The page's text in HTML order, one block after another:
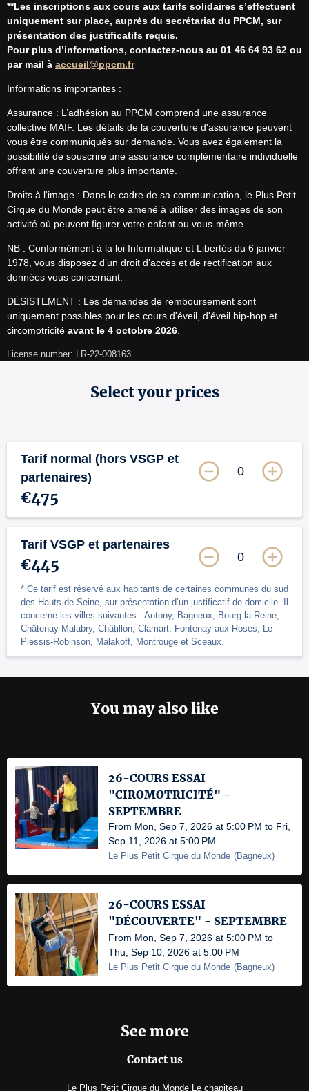
**Les inscriptions aux cours aux tarifs solidaires s’effectuent
uniquement sur place, auprès du secrétariat du PPCM, sur
présentation des justificatifs requis.
Pour plus d’informations, contactez-nous au 01 46 64 93 62 ou
par mail à accueil@ppcm.fr
Informations importantes :
Assurance : L’adhésion au PPCM comprend une assurance
collective MAIF. Les détails de la couverture d'assurance peuvent
vous être communiqués sur demande. Vous avez également la
possibilité de souscrire une assurance complémentaire individuelle
offrant une couverture plus importante.
Droits à l'image : Dans le cadre de sa communication, le Plus Petit
Cirque du Monde peut être amené à utiliser des images de son
activité où peuvent figurer votre enfant ou vous-même.
NB : Conformément à la loi Informatique et Libertés du 6 janvier
1978, vous disposez d’un droit d’accès et de rectification aux
données vous concernant.
DÉSISTEMENT : Les demandes de remboursement sont
uniquement possibles pour les cours d'éveil, d'éveil hip-hop et
circomotricité avant le 4 octobre 2026
License number: LR-22-008163
Select your prices
Tarif normal (hors VSGP et
partenaires)
€475
0
Tarif VSGP et partenaires
€445
* Ce tarif est réservé aux habitants de certaines communes du sud
des Hauts-de-Seine, sur présentation d’un justificatif de domicile. Il
concerne les villes suivantes : Antony, Bagneux, Bourg-la-Reine,
Châtenay-Malabry, Châtillon, Clamart, Fontenay-aux-Roses, Le
Plessis-Robinson, Malakoff, Montrouge et Sceaux.
0
You may also like
26-COURS ESSAI
"CIROMOTRICITÉ" -
SEPTEMBRE
From Mon, Sep 7, 2026 at 5:00 PM to Fri,
Sep 11, 2026 at 5:00 PM
Le Plus Petit Cirque du Monde (Bagneux)
26-COURS ESSAI
"DÉCOUVERTE" - SEPTEMBRE
From Mon, Sep 7, 2026 at 5:00 PM to
Thu, Sep 10, 2026 at 5:00 PM
Le Plus Petit Cirque du Monde (Bagneux)
See more
Contact us
Le Plus Petit Cirque du Monde Le chapiteau